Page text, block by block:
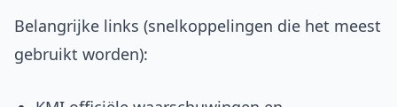
Belangrijke links (snelkoppelingen die het meest
gebruikt worden):